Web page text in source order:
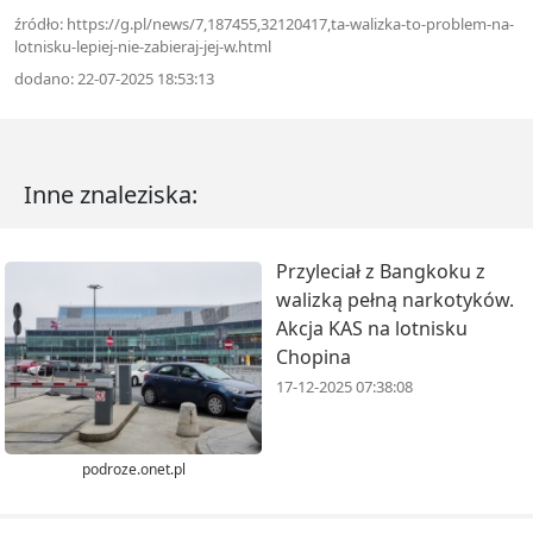
źródło: https://g.pl/news/7,187455,32120417,ta-walizka-to-problem-na-
lotnisku-lepiej-nie-zabieraj-jej-w.html
dodano: 22-07-2025 18:53:13
Inne znaleziska:
podroze.onet.pl
Przyleciał z Bangkoku z
walizką pełną narkotyków.
Akcja KAS na lotnisku
Chopina
17-12-2025 07:38:08